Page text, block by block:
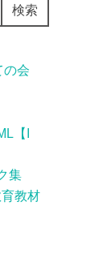
検索
の会
【I
集
教材